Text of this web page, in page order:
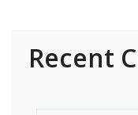
Recent